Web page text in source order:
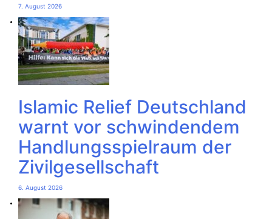
7. August 2026
Islamic Relief Deutschland
warnt vor schwindendem
Handlungsspielraum der
Zivilgesellschaft
6. August 2026